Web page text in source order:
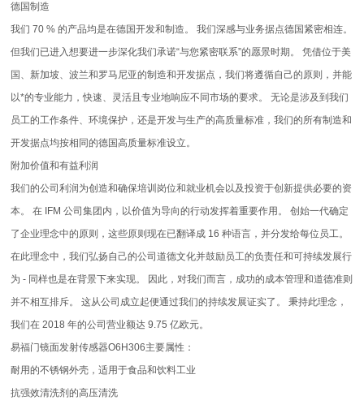
德国制造
我们 70 % 的产品均是在德国开发和制造。 我们深感与业务据点德国紧密相连。
但我们已进入想要进一步深化我们承诺“与您紧密联系”的愿景时期。 凭借位于美
国、新加坡、波兰和罗马尼亚的制造和开发据点，我们将遵循自己的原则，并能
以*的专业能力，快速、灵活且专业地响应不同市场的要求。 无论是涉及到我们
员工的工作条件、环境保护，还是开发与生产的高质量标准，我们的所有制造和
开发据点均按相同的德国高质量标准设立。
附加价值和有益利润
我们的公司利润为创造和确保培训岗位和就业机会以及投资于创新提供必要的资
本。 在 IFM 公司集团内，以价值为导向的行动发挥着重要作用。 创始一代确定
了企业理念中的原则，这些原则现在已翻译成 16 种语言，并分发给每位员工。
在此理念中，我们弘扬自己的公司道德文化并鼓励员工的负责任和可持续发展行
为 - 同样也是在背景下来实现。 因此，对我们而言，成功的成本管理和道德准则
并不相互排斥。 这从公司成立起便通过我们的持续发展证实了。 秉持此理念，
我们在 2018 年的公司营业额达 9.75 亿欧元。
易福门镜面发射传感器O6H306主要属性：
耐用的不锈钢外壳，适用于食品和饮料工业
抗强效清洗剂的高压清洗